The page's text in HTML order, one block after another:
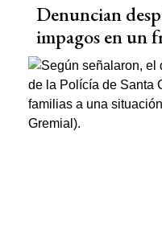
Denuncian
impagos en un